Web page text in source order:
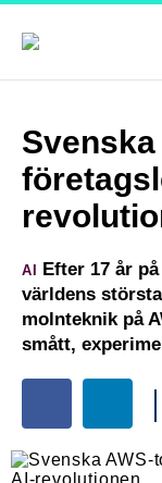
AI
Efter 17 år
världens
molnteknik på
smått,